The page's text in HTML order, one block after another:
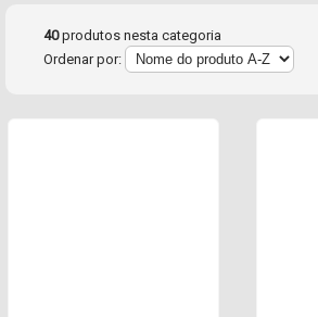
40produtos nesta categoria
Ordenar por: